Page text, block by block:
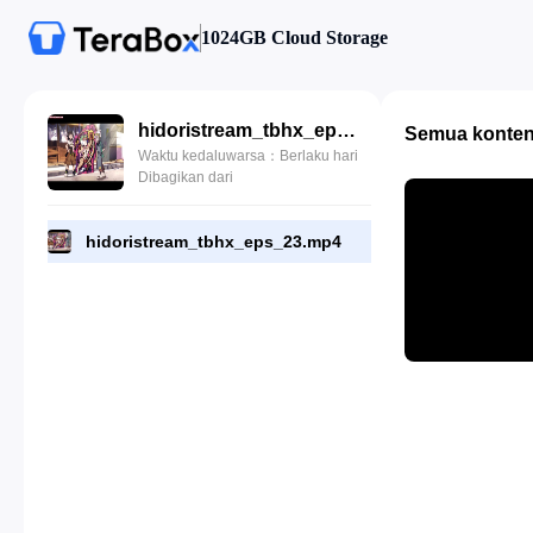
1024GB Cloud Storage
hidoristream_tbhx_eps_23.mp4
Waktu kedaluwarsa：Berlaku hari
Dibagikan dari
hidoristream_tbhx_eps_23.mp4
Semua